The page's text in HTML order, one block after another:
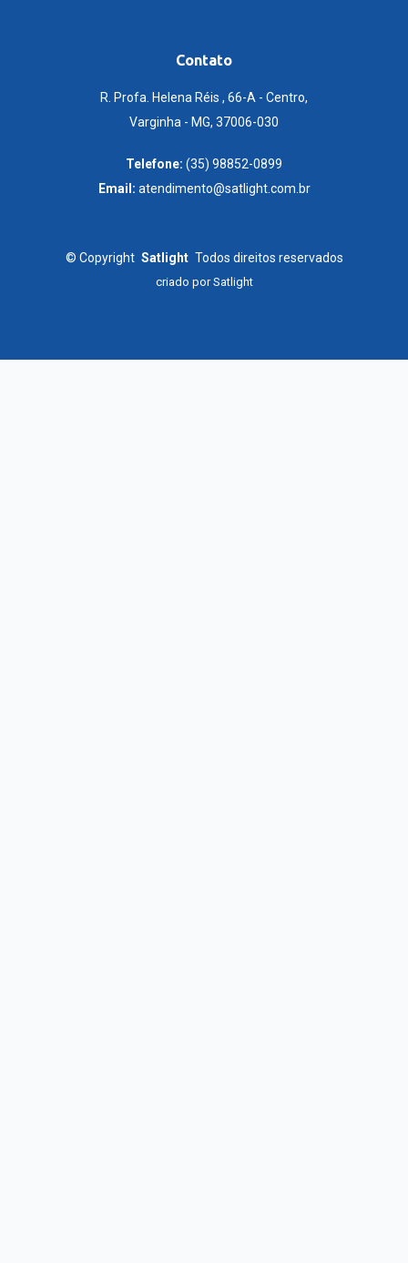
Contato
R. Profa. Helena Réis , 66-A - Centro,
Varginha - MG, 37006-030
Telefone: (35) 98852-0899
Email: atendimento@satlight.com.br
© Copyright Satlight Todos direitos reservados
criado porSatlight